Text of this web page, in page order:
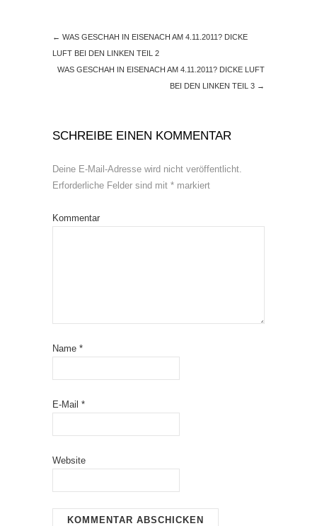
← WAS GESCHAH IN EISENACH AM 4.11.2011? DICKE
LUFT BEI DEN LINKEN TEIL 2
WAS GESCHAH IN EISENACH AM 4.11.2011? DICKE LUFT
BEI DEN LINKEN TEIL 3 →
SCHREIBE EINEN KOMMENTAR
Deine E-Mail-Adresse wird nicht veröffentlicht.
Erforderliche Felder sind mit * markiert
Kommentar
Name *
E-Mail *
Website